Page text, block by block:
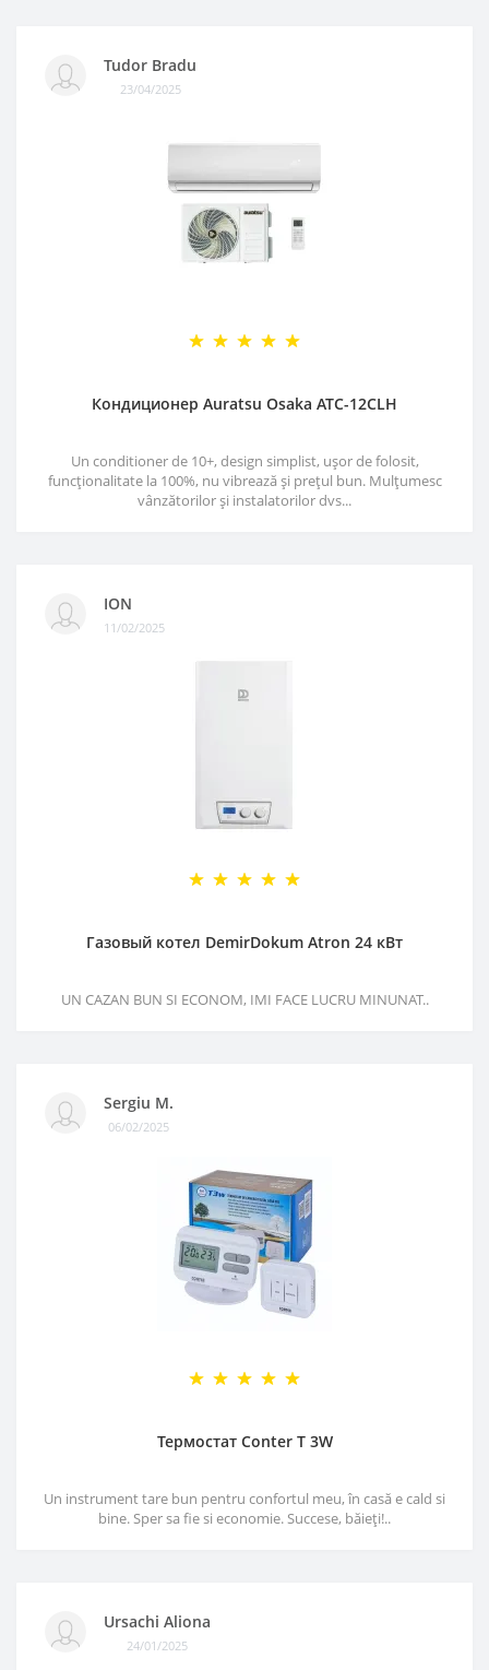
Tudor Bradu
23/04/2025
Кондиционер Auratsu Osaka ATC-12CLH
Un conditioner de 10+, design simplist, ușor de folosit,
funcționalitate la 100%, nu vibrează și prețul bun. Mulțumesc
vânzătorilor și instalatorilor dvs...
ION
11/02/2025
Газовый котел DemirDokum Atron 24 кВт
UN CAZAN BUN SI ECONOM, IMI FACE LUCRU MINUNAT..
Sergiu M.
06/02/2025
Термостат Conter T 3W
Un instrument tare bun pentru confortul meu, în casă e cald si
bine. Sper sa fie si economie. Succese, băieți!..
Ursachi Aliona
24/01/2025